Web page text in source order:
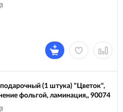
(1 штука) "Цветок",
фольгой, ламинация,, 90074